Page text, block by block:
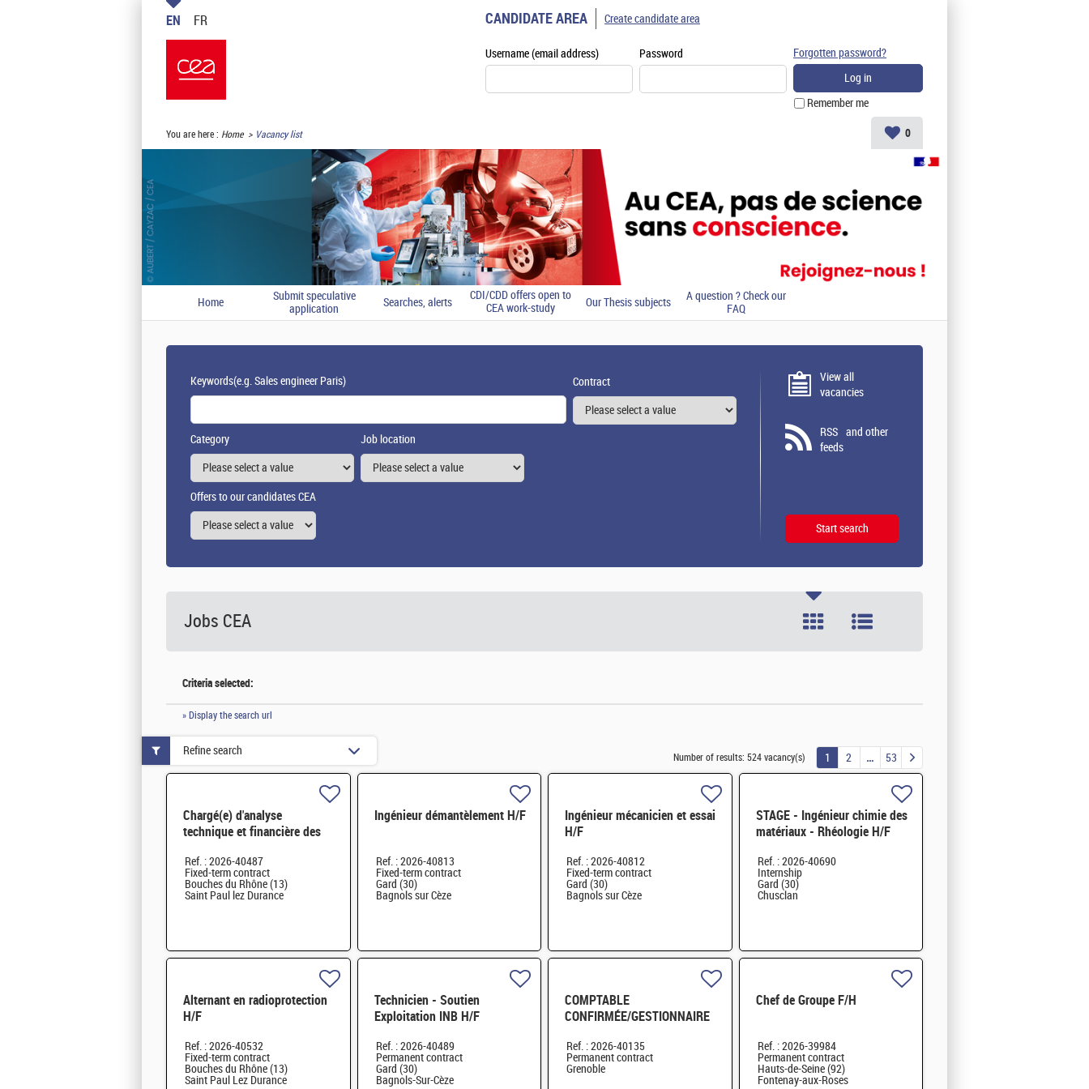
EN FR CANDIDATE AREA
Username (email address) Password
Remember me
Forgotten password?
Create candidate area
You are here : Home Vacancy list 0
Home
Submit speculative
application
Searches, alerts
CDI/CDD offers open to
CEA work-study
students
Our Thesis subjects
A question ? Check our
FAQ
Keywords(e.g. Sales engineer Paris) Contract
Category Job location
Offers to our candidates CEA
View all
vacancies
RSS and other
feeds
Jobs CEA
Criteria selected:
» Display the search url
Number of results: 524 vacancy(s) 1 2 53
Chargé(e) d'analyse
technique et financière des
électromécanique H/F
Ref. : 2026-40487
Fixed-term contract
Bouches du Rhône (13)
Saint Paul lez Durance
Ingénieur démantèlement H/F
Ref. : 2026-40813
Fixed-term contract
Gard (30)
Bagnols sur Cèze
Ingénieur mécanicien et essai
H/F
Ref. : 2026-40812
Fixed-term contract
Gard (30)
Bagnols sur Cèze
STAGE - Ingénieur chimie des
matériaux - Rhéologie H/F
Ref. : 2026-40690
Internship
Gard (30)
Chusclan
Alternant en radioprotection
H/F
Ref. : 2026-40532
Fixed-term contract
Bouches du Rhône (13)
Saint Paul Lez Durance
Technicien - Soutien
Exploitation INB H/F
Ref. : 2026-40489
Permanent contract
Gard (30)
Bagnols-Sur-Cèze
COMPTABLE
CONFIRMÉE/GESTIONNAIRE
Ref. : 2026-40135
Permanent contract
Grenoble
Chef de Groupe F/H
Ref. : 2026-39984
Permanent contract
Hauts-de-Seine (92)
Fontenay-aux-Roses
Refine search